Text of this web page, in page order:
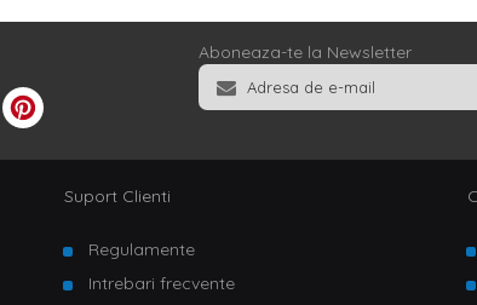
Aboneaza-te la Newsletter
Suport Clienti
Regulamente
Intrebari frecvente